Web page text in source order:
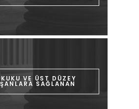
VE ÜST DÜZEY
SAĞLANAN